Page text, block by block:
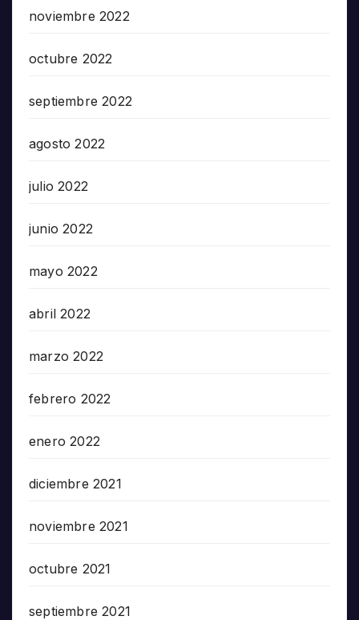
noviembre 2022
octubre 2022
septiembre 2022
agosto 2022
julio 2022
junio 2022
mayo 2022
abril 2022
marzo 2022
febrero 2022
enero 2022
diciembre 2021
noviembre 2021
octubre 2021
septiembre 2021